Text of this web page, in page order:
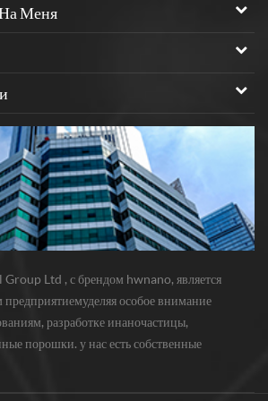
вашим
Меня
Ltd , с брендом hwnano, является
особое внимание
разработке инаночастицы,
порошки. у нас есть собственные
поставляющий серебряная наноча...